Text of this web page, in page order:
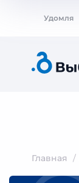
Удомля
Главная